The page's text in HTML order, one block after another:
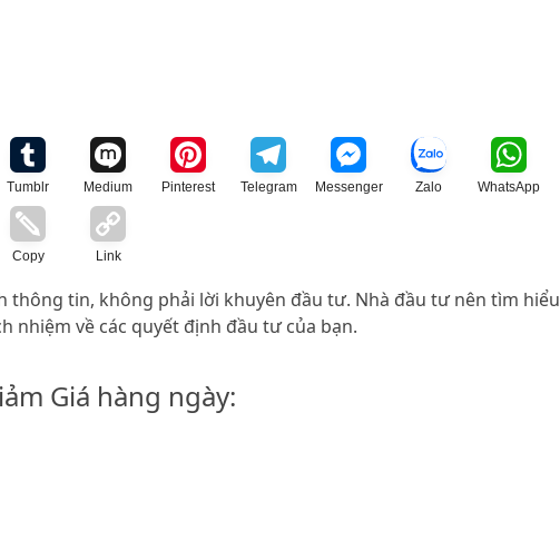
Tumblr Medium Pinterest Telegram Messenger Zalo WhatsApp
Copy Link
thông tin, không phải lời khuyên đầu tư. Nhà đầu tư nên tìm hiểu
nhiệm về các quyết định đầu tư của bạn.
Giá hàng ngày: